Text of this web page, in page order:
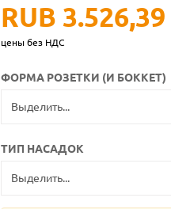
RUB 3.526,39
цены без НДС
ФОРМА РОЗЕТКИ (И БОККЕТ)
ТИП НАСАДОК